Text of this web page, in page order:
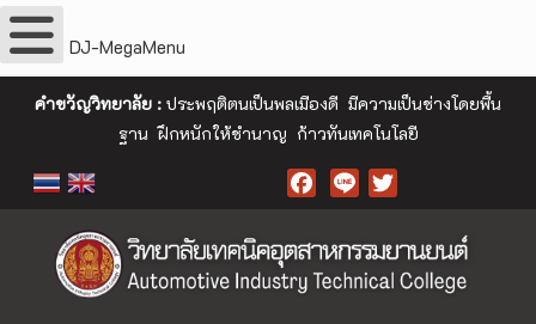
DJ-MegaMenu
คำขวัญวิทยาลัย : ประพฤติตนเป็นพลเมืองดี มีความเป็นช่างโดยพื้น
ฐาน ฝึกหนักให้ชำนาญ ก้าวทันเทคโนโลยี